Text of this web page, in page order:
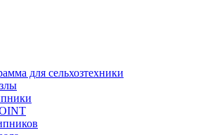
для сельхозтехники